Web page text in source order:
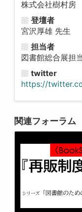
株式会社樹村房
登壇者
宮沢厚雄 先生
担当者
図書館総合展担
twitter
https://
関連フォーラム